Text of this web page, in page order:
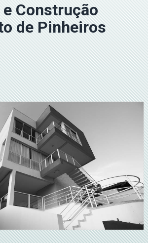
Construção
de Pinheiros